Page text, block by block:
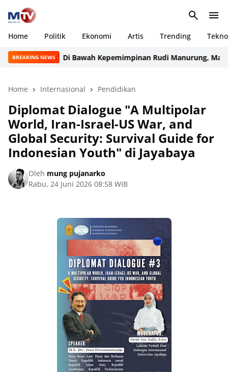
Home Politik Ekonomi Artis Trending Tekno
BREAKING NEWS
Di Bawah Kepemimpinan Rudi Manurung, Manroe FC
Home Internasional Pendidikan
Diplomat Dialogue "A Multipolar
World, Iran-Israel-US War, and
Global Security: Survival Guide for
Indonesian Youth" di Jayabaya
Oleh mung pujanarko
Rabu, 24 Juni 2026 08:58 WIB